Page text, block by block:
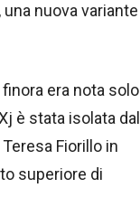
nuova variante
era nota solo
è stata isolata dal
Fiorillo in
superiore di